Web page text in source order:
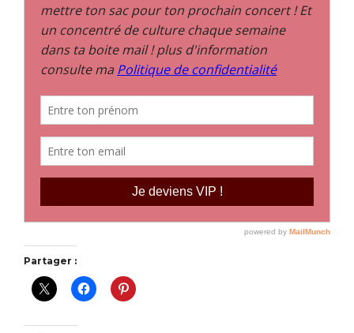
Partager :